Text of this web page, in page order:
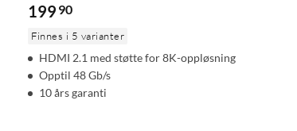
199 90
Finnes i 5 varianter
HDMI 2.1 med støtte for 8K-oppløsning
Opptil 48 Gb/s
10 års garanti